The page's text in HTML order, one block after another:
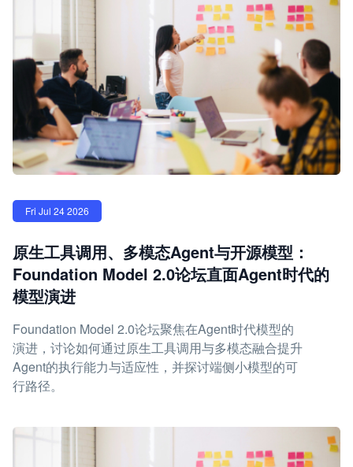
Fri Jul 24 2026
原生工具调用、多模态Agent与开源模型：
Foundation Model 2.0论坛直面Agent时代的
模型演进
Foundation Model 2.0论坛聚焦在Agent时代模型的
演进，讨论如何通过原生工具调用与多模态融合提升
Agent的执行能力与适应性，并探讨端侧小模型的可
行路径。